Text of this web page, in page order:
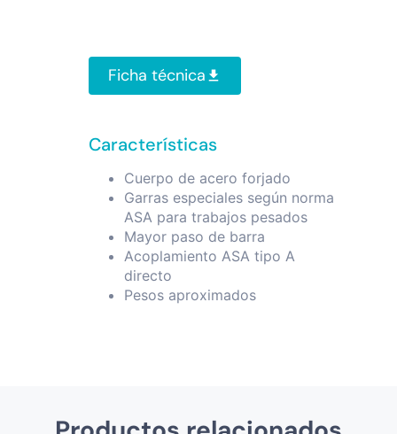
Ficha técnica
Características
Cuerpo de acero forjado
Garras especiales según norma
ASA para trabajos pesados
Mayor paso de barra
Acoplamiento ASA tipo A
directo
Pesos aproximados